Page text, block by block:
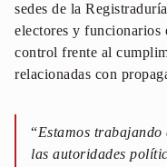
sedes de la
electores y funcionarios
control frente al
relacionadas con
“Estamos
las autoridades